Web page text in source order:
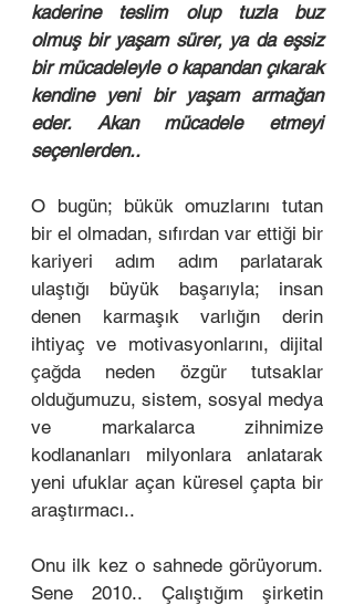
kaderine teslim olup tuzla buz
olmuş bir yaşam sürer, ya da eşsiz
bir mücadeleyle o kapandan çıkarak
kendine yeni bir yaşam armağan
eder. Akan mücadele etmeyi
seçenlerden..
O bugün; bükük omuzlarını tutan
bir el olmadan, sıfırdan var ettiği bir
kariyeri adım adım parlatarak
ulaştığı büyük başarıyla; insan
denen karmaşık varlığın derin
ihtiyaç ve motivasyonlarını, dijital
çağda neden özgür tutsaklar
olduğumuzu, sistem, sosyal medya
ve markalarca zihnimize
kodlananları milyonlara anlatarak
yeni ufuklar açan küresel çapta bir
araştırmacı..
Onu ilk kez o sahnede görüyorum.
Sene 2010.. Çalıştığım şirketin